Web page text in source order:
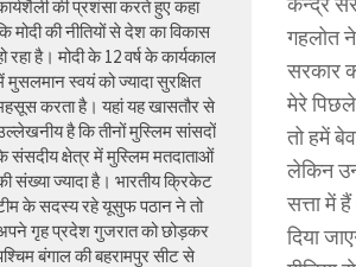
गहलोत
सरकार
मेरे
तो हमें
लेकिन
सत्ता में
दिया
की प्रशंसा करते हुए कहा
मोदी की नीतियों से देश का विकास
रहा है। मोदी के 12 वर्ष के कार्यकाल
मुसलमान स्वयं को ज्यादा सुरक्षित
करता है। यहां यह खासतौर से
है कि तीनों मुस्लिम सांसदों
संसदीय क्षेत्र में मुस्लिम मतदाताओं
संख्या ज्यादा है। भारतीय क्रिकेट
के सदस्य रहे यूसुफ पठान ने तो
गृह प्रदेश गुजरात को छोड़कर
बंगाल की बहरामपुर सीट से